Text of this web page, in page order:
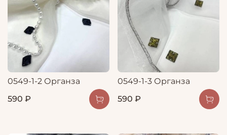
0549-1-2 Органза
590 ₽
0549-1-3 Органза
590 ₽